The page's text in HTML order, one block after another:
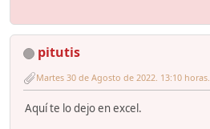
pitutis
Martes 30 de Agosto de 2022. 13:10 horas.
Aquí te lo dejo en excel.